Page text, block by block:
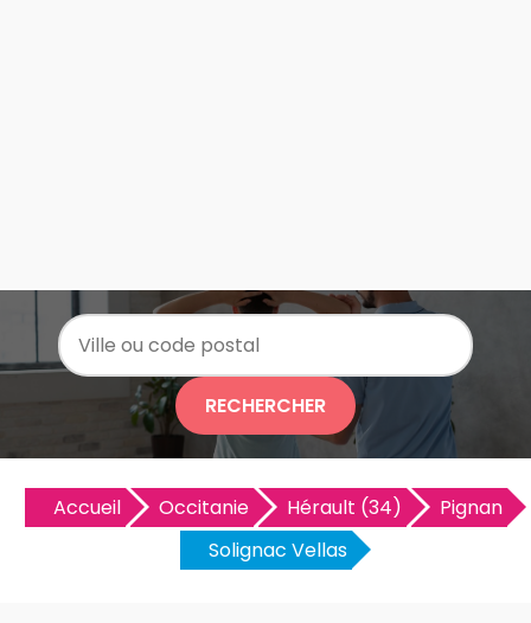
RECHERCHER
Accueil Occitanie Hérault (34)
Pignan
Solignac Vellas